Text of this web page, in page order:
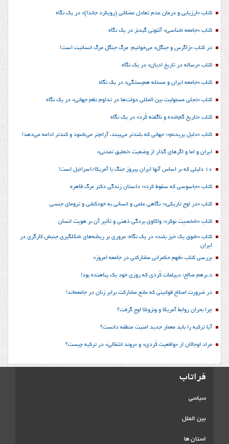
کتاب «ارزیابی و درمان عدم تعادل عضلانی (رویکرد جاندا)» در یک نگاه
کتاب «جامعه شناسی» آنتونی گیدنز در یک نگاه
در کتاب «زاگرس و جنگل» می‌خوانیم: مرگ جنگل مرگ انسانیت است!
کتاب «رساله در تاریخ ادیان» در یک نگاه
کتاب «جامعه ایران و مسئله هم‌بستگی» در یک نگاه
کتاب «تجلی مسئولیت بین المللی دولت‌ها در تداوم نظم جهانی» در یک نگاه
کتاب «تاریخ گم‌شده و ناگفته کُرد» در یک نگاه
کتاب «دلیل پریدنم»؛ جهانی که بلندتر می‌بیند، آرام‌تر می‌شنود و کندتر ادامه می‌دهد!
ایران و اما و اگرهای گذار از وضعیت «تعلیق تمدنی»
10 دلیلی که بر اساس آنها ایران پیروز جنگ با آمریکا/اسرائیل است!
کتاب «جاسوسی که سقوط کرد»؛ داستان زندگی دکتر مرگ قاهره
کتاب «در اوج تاریکی»؛ نگاهی علمی و انسانی به خودکشی و ترومای جنسی
کتاب «شخصیت نوکر»؛ واکاوی بردگی ذهنی و تأثیر آن بر هویت انسان
کتاب «شوق یک خیز بلند» در یک نگاه؛ مروری بر ریشه‌های شکل‎گیری جنبش کارگری در
ایران
بررسی کتاب «فهم حکمرانی مشارکتی در جامعه امروز»
د.برهم صالح؛ دیپلمات کُردی که روزی خود یک پناهنده بود!
در ضرورت اصلاح قوانینی که مانع مشارکت برابر زنان در جامعه‌اند!
چرا بحران روابط آمریکا و ونزوئلا اوج گرفت؟
آیا ترکیه را باید معمار جدید امنیت منطقه دانست؟
مراد اوجالان از «واقعیت کُردی» و «روند انتقالی» در ترکیه چیست؟
فراتاب
سیاسی
بین الملل
استان ها